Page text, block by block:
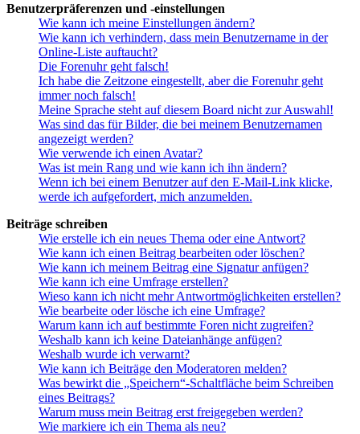
Benutzerpräferenzen und -einstellungen
Wie kann ich meine Einstellungen ändern?
Wie kann ich verhindern, dass mein Benutzername in der
Online-Liste auftaucht?
Die Forenuhr geht falsch!
Ich habe die Zeitzone eingestellt, aber die Forenuhr geht
immer noch falsch!
Meine Sprache steht auf diesem Board nicht zur Auswahl!
Was sind das für Bilder, die bei meinem Benutzernamen
angezeigt werden?
Wie verwende ich einen Avatar?
Was ist mein Rang und wie kann ich ihn ändern?
Wenn ich bei einem Benutzer auf den E-Mail-Link klicke,
werde ich aufgefordert, mich anzumelden.
Beiträge schreiben
Wie erstelle ich ein neues Thema oder eine Antwort?
Wie kann ich einen Beitrag bearbeiten oder löschen?
Wie kann ich meinem Beitrag eine Signatur anfügen?
Wie kann ich eine Umfrage erstellen?
Wieso kann ich nicht mehr Antwortmöglichkeiten erstellen?
Wie bearbeite oder lösche ich eine Umfrage?
Warum kann ich auf bestimmte Foren nicht zugreifen?
Weshalb kann ich keine Dateianhänge anfügen?
Weshalb wurde ich verwarnt?
Wie kann ich Beiträge den Moderatoren melden?
Was bewirkt die „Speichern“-Schaltfläche beim Schreiben
eines Beitrags?
Warum muss mein Beitrag erst freigegeben werden?
Wie markiere ich ein Thema als neu?